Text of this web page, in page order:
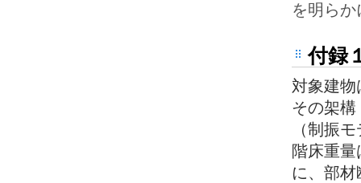
を明ら
付録
対象建
その架
（制振
階床重
に、部